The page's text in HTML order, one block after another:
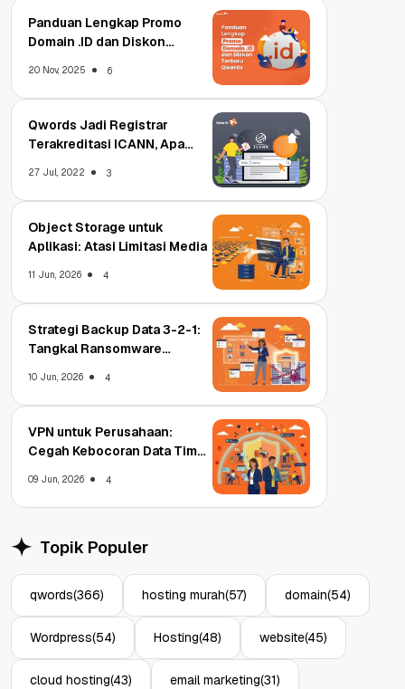
Panduan Lengkap Promo
Domain .ID dan Diskon
20 Nov, 2025 6
Qwords Jadi Registrar
Terakreditasi ICANN, Apa
27 Jul, 2022 3
Object Storage untuk
Aplikasi: Atasi Limitasi Media
11 Jun, 2026 4
Strategi Backup Data 3-2-1:
Tangkal Ransomware
10 Jun, 2026 4
VPN untuk Perusahaan:
Cegah Kebocoran Data Tim
09 Jun, 2026 4
Topik Populer
qwords(366) hosting murah(57) domain(54)
Wordpress(54) Hosting(48) website(45)
cloud hosting(43) email marketing(31)